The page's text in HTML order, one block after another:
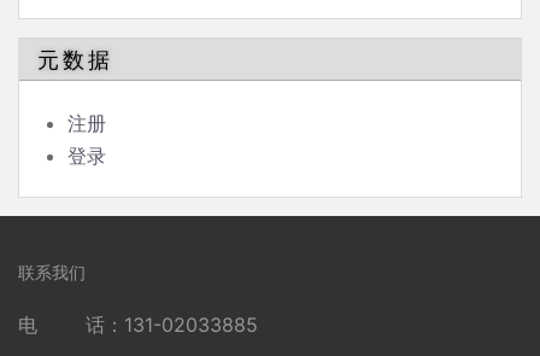
元数据
注册
登录
联系我们
电 话：131-02033885